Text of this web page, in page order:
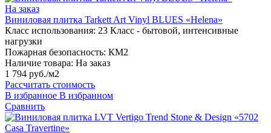
На заказ
Виниловая плитка Tarkett Art Vinyl BLUES «Helena»
Класс использования: 23 Класс - бытовой, интенсивные
нагрузки
Пожарная безопасность: КМ2
Наличие товара: На заказ
1 794 руб./м2
Рассчитать стоимость
В избранное В избранном
Сравнить